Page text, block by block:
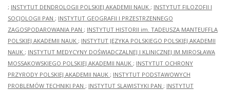
; INSTYTUT DENDROLOGII POLSKIEJ AKADEMII NAUK ; INSTYTUT FILOZOFII I
SOCJOLOGII PAN ; INSTYTUT GEOGRAFII I PRZESTRZENNEGO
ZAGOSPODAROWANIA PAN ; INSTYTUT HISTORII im. TADEUSZA MANTEUFFLA
POLSKIEJ AKADEMII NAUK ; INSTYTUT JĘZYKA POLSKIEGO POLSKIEJ AKADEMII
NAUK ; INSTYTUT MEDYCYNY DOŚWIADCZALNEJ I KLINICZNEJ IM.MIROSŁAWA
MOSSAKOWSKIEGO POLSKIEJ AKADEMII NAUK ; INSTYTUT OCHRONY
PRZYRODY POLSKIEJ AKADEMII NAUK ; INSTYTUT PODSTAWOWYCH
PROBLEMÓW TECHNIKI PAN ; INSTYTUT SLAWISTYKI PAN ; INSTYTUT